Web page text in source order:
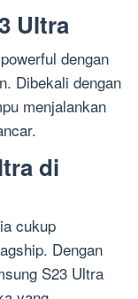
Ultra
dengan
Dibekali dengan
menjalankan
di
cukup
Dengan
S23 Ultra